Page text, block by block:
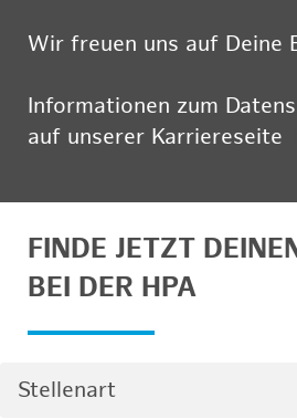
Wir freuen uns auf Deine
Informationen zum
auf unserer Karriereseite
FINDE JETZT
BEI DER HPA
Stellenart